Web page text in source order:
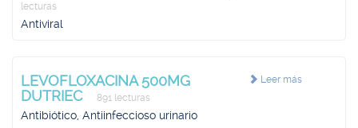
lecturas
Antiviral
Leer más
LEVOFLOXACINA 500MG
DUTRIEC
891 lecturas
Antibiótico, Antiinfeccioso urinario